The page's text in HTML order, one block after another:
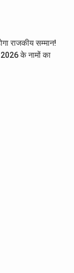
राजकीय सम्मान!
2026 के नामों का